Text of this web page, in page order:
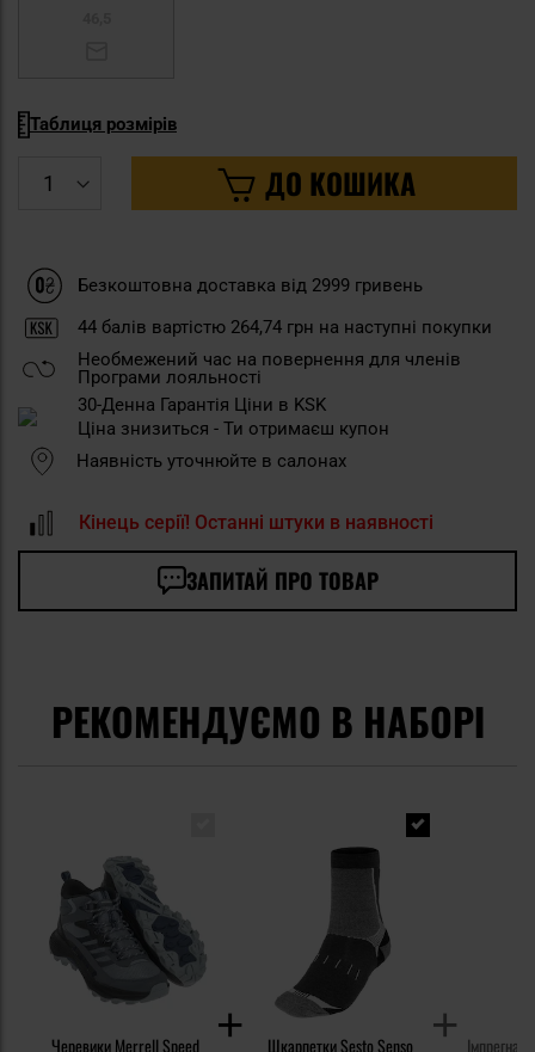
Таблиця розмірів
ДО КОШИКА
Безкоштовна доставка від 2999 гривень
44 балів вартістю 264,74 грн на наступні покупки
Необмежений час на повернення для членів
Програми лояльності
30-Денна Гарантія Ціни в KSK
Ціна знизиться - Ти отримаєш купон
Наявність уточнюйте в салонах
Кінець серії! Останні штуки в наявності
ЗАПИТАЙ ПРО ТОВАР
РЕКОМЕНДУЄМО В НАБОРІ
Черевики Merrell Speed
Шкарпетки Sesto Senso